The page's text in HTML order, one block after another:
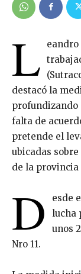
L
destacó la
profundizando
falta de
pretende el
ubicadas
de la provincia
D
esde
lucha
unos
Nro 11.